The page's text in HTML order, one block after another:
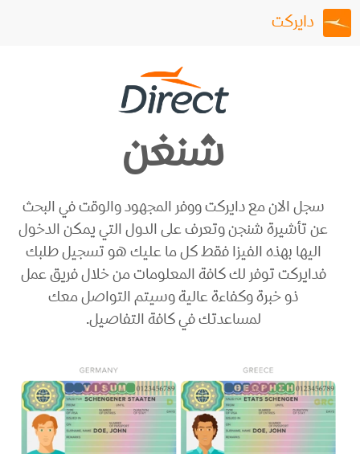
دايركت
شنغن
سجل الان مع دايركت ووفر المجهود والوقت في البحث
عن تأشيرة شنجن وتعرف على الدول التي يمكن الدخول
اليها بهذه الفيزا فقط كل ما عليك هو تسجيل طلبك
فدايركت توفر لك كافة المعلومات من خلال فريق عمل
ذو خبرة وكفاءة عالية وسيتم التواصل معك
لمساعدتك في كافة التفاصيل.